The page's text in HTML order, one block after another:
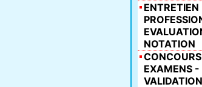
ENTRETIEN
NOTATION
EXAMENS -